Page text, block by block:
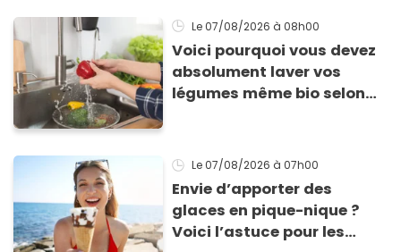
Le 07/08/2026 à 08h00
Voici pourquoi vous devez
absolument laver vos
légumes même bio selon
Le 07/08/2026 à 07h00
Envie d’apporter des
glaces en pique-nique ?
Voici l’astuce pour les